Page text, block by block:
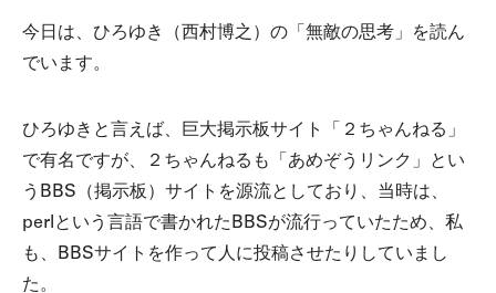
今日は、ひろゆき（西村博之）の「無敵の思考」を読ん
でいます。
ひろゆきと言えば、巨大掲示板サイト「２ちゃんねる」
で有名ですが、２ちゃんねるも「あめぞうリンク」とい
うBBS（掲示板）サイトを源流としており、当時は、
perlという言語で書かれたBBSが流行っていたため、私
も、BBSサイトを作って人に投稿させたりしていまし
た。